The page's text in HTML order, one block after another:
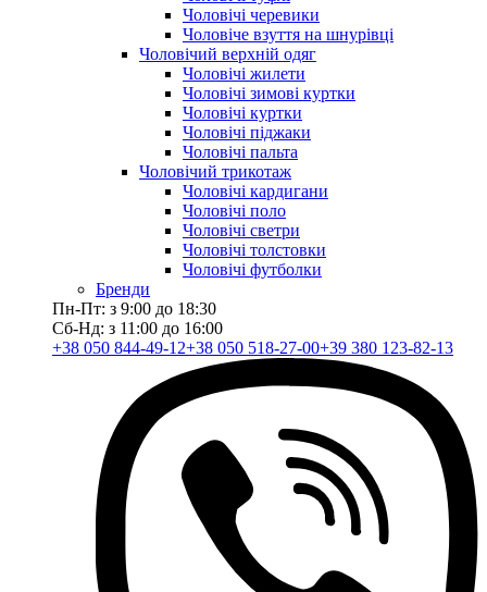
Чоловічі черевики
Чоловіче взуття на шнурівці
Чоловічий верхній одяг
Чоловічі жилети
Чоловічі зимові куртки
Чоловічі куртки
Чоловічі піджаки
Чоловічі пальта
Чоловічий трикотаж
Чоловічі кардигани
Чоловічі поло
Чоловічі светри
Чоловічі толстовки
Чоловічі футболки
Бренди
Пн-Пт: з 9:00 до 18:30
Сб-Нд: з 11:00 до 16:00
+38 050 844-49-12+38 050 518-27-00+39 380 123-82-13